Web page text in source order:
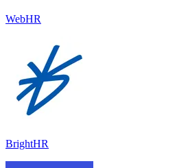
WebHR
BrightHR